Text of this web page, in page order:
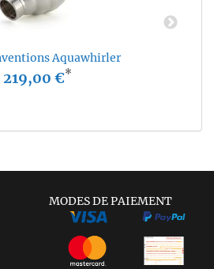
Aquawhirler
219,00 €*
MODES DE PAIEMENT